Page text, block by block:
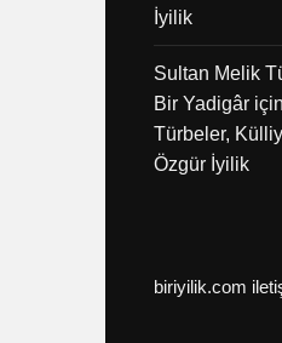
İyilik
Sultan Melik
Bir Yadigâr için
Türbeler,
Özgür İyilik
biriyilik.com